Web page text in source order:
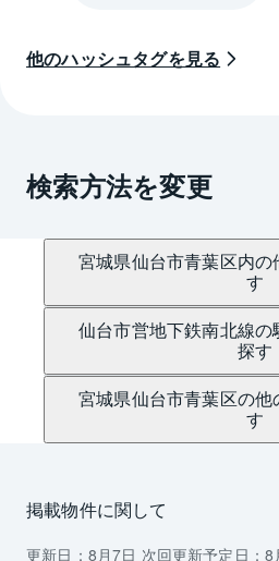
他のハッシュタグを見る
検索方法を変更
宮城県仙台市青葉区内の
す
仙台市営地下鉄南北線の
探す
宮城県仙台市青葉区の他
す
掲載物件に関して
更新日： 8月7日 次回更新予定日： 8